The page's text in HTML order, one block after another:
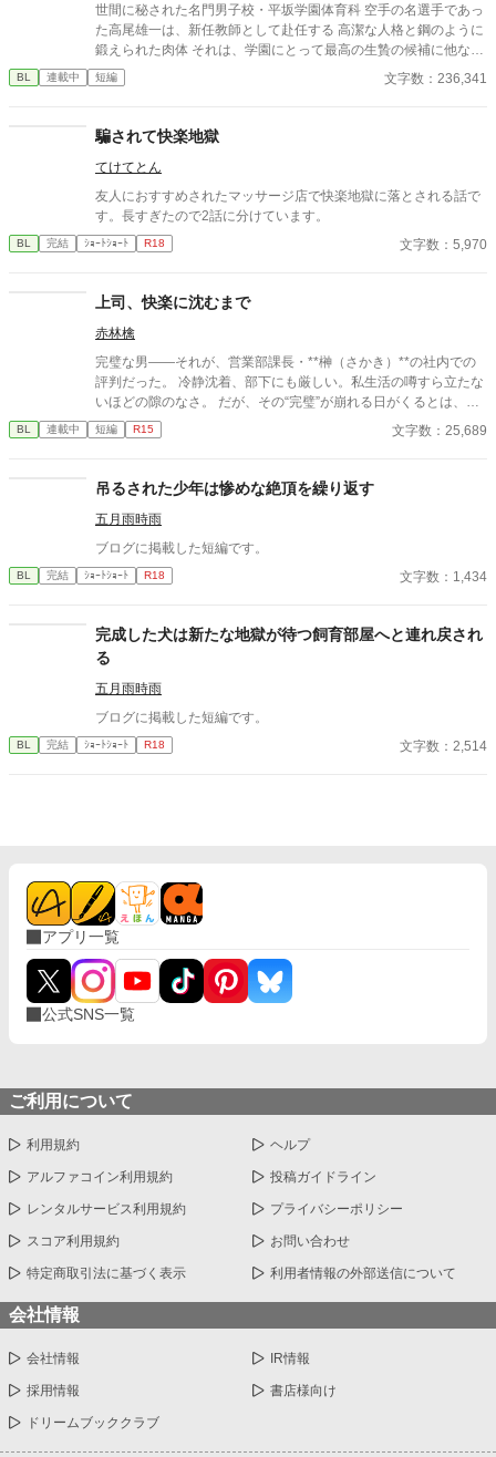
世間に秘された名門男子校・平坂学園体育科 空手の名選手であっ
た高尾雄一は、新任教師として赴任する 高潔な人格と鋼のように
鍛えられた肉体 それは、学園にとって最高の生贄の候補に他なら
なかった 至高の筋肉を持つ、精神を削られ意志をなくした青年を
太古の神に捧げるため、“水”、“風”、“土”の信奉者達が暗躍する 意
校で繰り広げられるダークファンタジー
BL 連載中 短編 文字数：236,341
騙されて快楽地獄
てけてとん
友人におすすめされたマッサージ店で快楽地獄に落とされる話で
す。長すぎたので2話に分けています。
BL 完結 ｼｮｰﾄｼｮｰﾄ R18 文字数：5,970
上司、快楽に沈むまで
赤林檎
完璧な男――それが、営業部課長・**榊（さかき）**の社内での
評判だった。 冷静沈着、部下にも厳しい。私生活の噂すら立たな
いほどの隙のなさ。 だが、その“完璧”が崩れる日がくるとは、誰
も想像していなかった。 入社三年目の篠原は、榊の直属の部下。
真面目だが強気で、どこか挑発的な笑みを浮かべる青年。 ある
原は上司に向かって、いつもの穏やかな口調を崩した。「……そ
んな顔、部下には見せないんですね」 疲労で僅かに緩んだ榊の表
情。 その弱さを見逃さず、篠原はデスク越しに距離を詰める。
「強がらなくていいですよ。俺の前では、もう」 指先が榊のネク
た。 拒むことも、許すこともできないまま、 彼は“部下”の手によ
ての誇りを壊すほどに甘く、逃れられないほどに深い。 だが、篠
原の視線の奥に宿るのは、ただの欲望ではなかった。 そこには、
ずっと榊だけを見つめ続けてきた、静かな執着がある。 「俺、前
から思ってたんです。 あなたが誰かに“支配される”ところ、き
っと綺麗だろうなって」 支配する側だったはずの男が、 支配され
ることで初めて“生きている”と感じてしまう――。 上司と部下、
BL 連載中 短編 R15 文字数：25,689
吊るされた少年は惨めな絶頂を繰り返す
五月雨時雨
ブログに掲載した短編です。
BL 完結 ｼｮｰﾄｼｮｰﾄ R18 文字数：1,434
完成した犬は新たな地獄が待つ飼育部屋へと連れ戻され
る
五月雨時雨
ブログに掲載した短編です。
BL 完結 ｼｮｰﾄｼｮｰﾄ R18 文字数：2,514
アプリ一覧
公式SNS一覧
ご利用について
利用規約 ヘルプ
アルファコイン利用規約 投稿ガイドライン
レンタルサービス利用規約 プライバシーポリシー
スコア利用規約 お問い合わせ
特定商取引法に基づく表示 利用者情報の外部送信について
会社情報
会社情報 IR情報
採用情報 書店様向け
ドリームブッククラブ